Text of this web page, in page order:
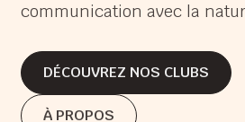
communication avec la
DÉCOUVREZ NOS CLUBS
DÉCOUVREZ NOS CLUBS
À PROPOS